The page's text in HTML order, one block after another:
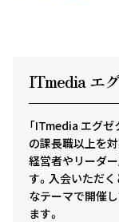
ITmedia エ
「ITmedia エグ
の課長職以上を
経営者やリーダ
す。入会いただ
なテーマで開催
ます。